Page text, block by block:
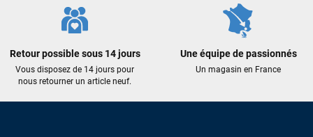
Retour possible sous 14 jours
Vous disposez de 14 jours pour
nous retourner un article neuf.
Une équipe de passionnés
Un magasin en France
Maronui RICHMOND
L'envoi a été rapide. La voile est arrivée en super état.
Mauruuru roa.